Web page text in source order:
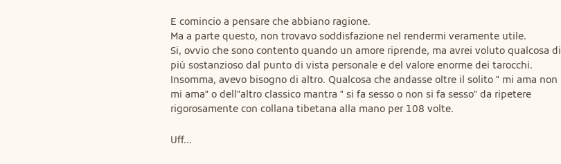
E comincio a pensare che abbiano ragione.
Ma a parte questo, non trovavo soddisfazione nel rendermi veramente utile.
Si, ovvio che sono contento quando un amore riprende, ma avrei voluto qualcosa di
più sostanzioso dal punto di vista personale e del valore enorme dei tarocchi.
Insomma, avevo bisogno di altro. Qualcosa che andasse oltre il solito " mi ama non
mi ama" o dell"altro classico mantra " si fa sesso o non si fa sesso" da ripetere
rigorosamente con collana tibetana alla mano per 108 volte.
Uff...